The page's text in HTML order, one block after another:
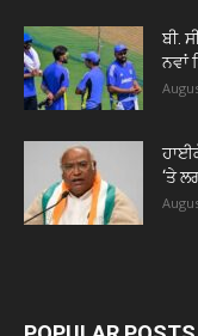
ਬੀ.
ਨਵਾਂ
‘ਤੇ